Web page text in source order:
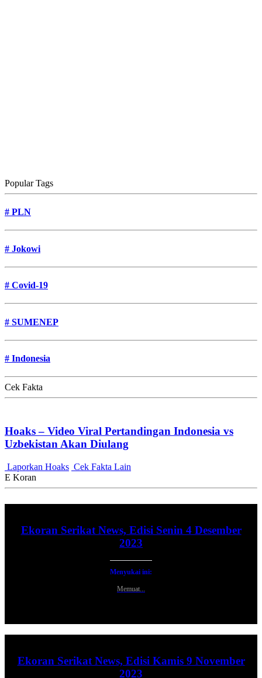
Popular Tags
# PLN
# Jokowi
# Covid-19
# SUMENEP
# Indonesia
Cek Fakta
Hoaks – Video Viral Pertandingan Indonesia vs
Uzbekistan Akan Diulang
Laporkan Hoaks Cek Fakta Lain
E Koran
Ekoran Serikat News, Edisi Senin 4 Desember
2023
Menyukai ini:
Memuat...
Ekoran Serikat News, Edisi Kamis 9 November
2023